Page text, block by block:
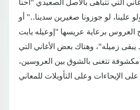
علينا، لو جوزونا صغيرين سدينا.." أو
العروس برعاية عريسها "إوعيله يابت
يبقى زميله"، وهناك بعض الأغاني التي
تتغنى بالشوق بين العروسين،